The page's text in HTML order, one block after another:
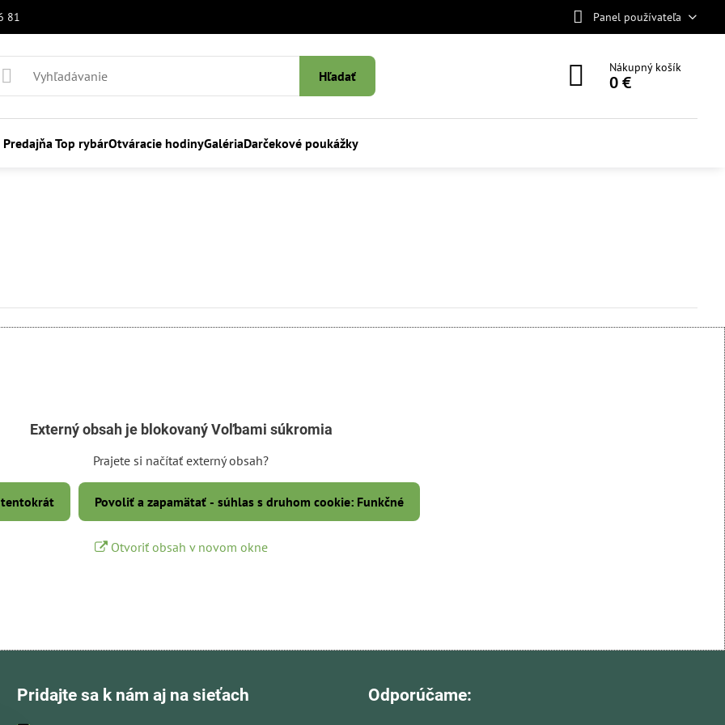
81 Panel používateľa
Hľadať
Nákupný košík
0 €
Predajňa Top rybárOtváracie hodinyGalériaDarčekové poukážky
Externý obsah je blokovaný Voľbami súkromia
Prajete si načítať externý obsah?
Povoliť a zapamätať - súhlas s druhom cookie: Funkčné
Otvoriť obsah v novom okne
Pridajte sa k nám aj na sieťach Odporúčame: